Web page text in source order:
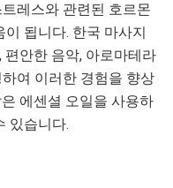
레스와 관련된 호르몬
됩니다. 한국 마사지
안한 음악, 아로마테라
여 이러한 경험을 향상
에센셜 오일을 사용하
있습니다.